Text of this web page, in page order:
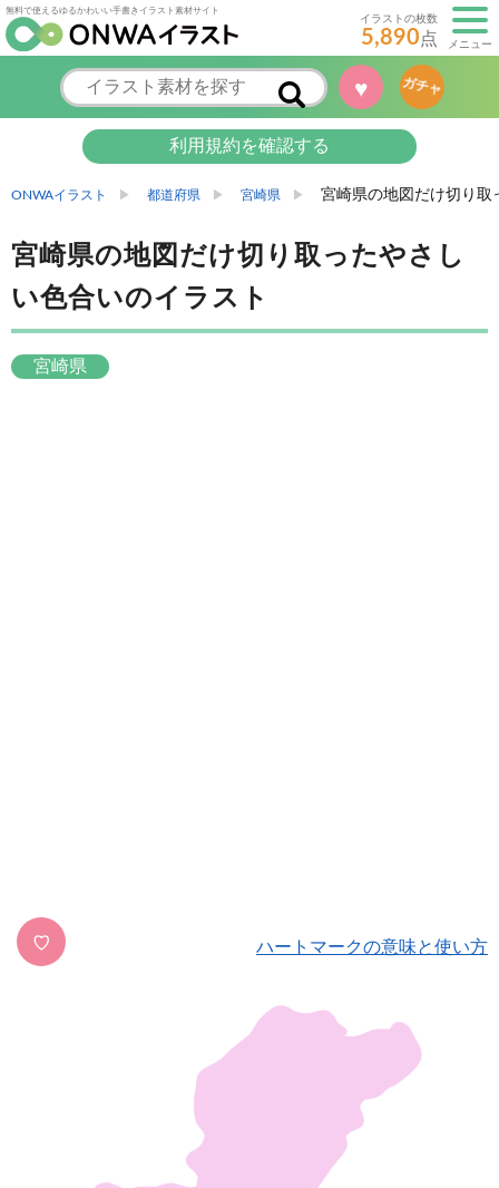
無料で使えるゆるかわいい手書きイラスト素材サイト
イラストの枚数
5,890点 メニュー
♥ ガチャ
利用規約を確認する
ONWAイラスト 都道府県 宮崎県 宮崎県の地図だけ切り取
宮崎県の地図だけ切り取ったやさし
い色合いのイラスト
宮崎県
♡ ハートマークの意味と使い方